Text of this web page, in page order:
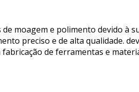
moagem e polimento devido à
preciso e de alta qualidade.
de ferramentas e